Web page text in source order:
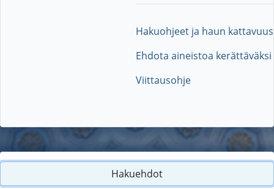
Hakuohjeet ja haun kattavuus
Ehdota aineistoa kerättäväksi
Viittausohje
Hakuehdot